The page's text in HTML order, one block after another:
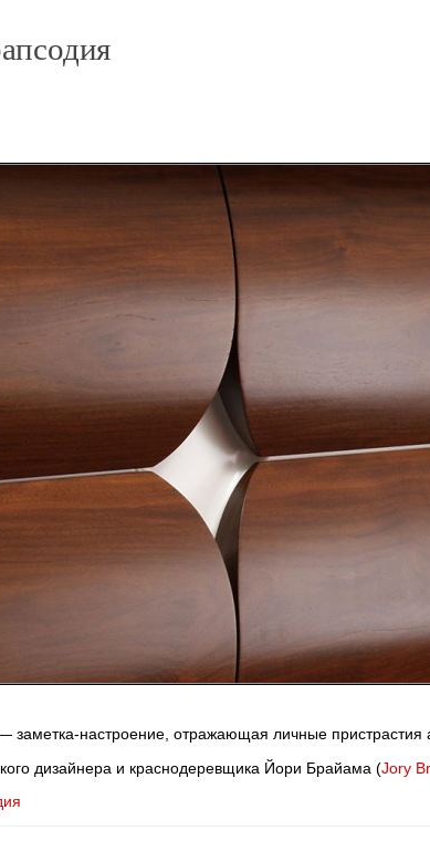
— заметка-настроение , отражающая личные пристрастия
дизайнера и краснодеревщика Йори Брайама (Jory